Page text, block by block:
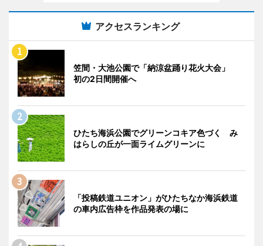
アクセスランキング
笠間・大池公園で「納涼盆踊り花火大会」
初の2日間開催へ
ひたち海浜公園でグリーンコキア色づく み
はらしの丘が一面ライムグリーンに
「投稿鉄道ユニオン」がひたちなか海浜鉄道
の車内広告枠を作品発表の場に